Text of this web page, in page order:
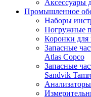
Аксессуары
Промышленное
Наборы
Погружные
Коронки для
Запасные
Atlas Copco
Запасные
Sandvik